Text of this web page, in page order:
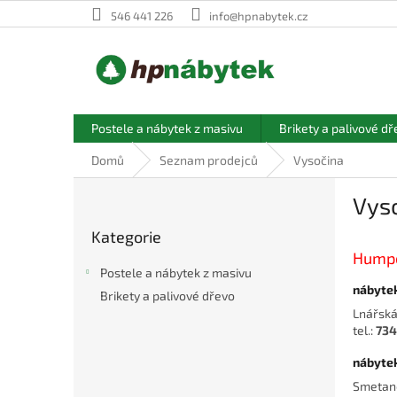
na
546 441 226 info@hpnabytek.cz
Postele a nábytek z masivu Brikety a palivové
Domů Seznam prodejců Vysočina
kategorie
Kategorie
Postele a nábytek z masivu
Brikety a palivové dřevo
tel.: